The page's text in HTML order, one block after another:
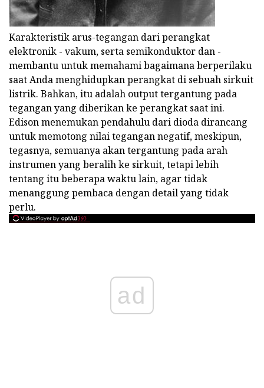
Karakteristik arus-tegangan dari perangkat
elektronik - vakum, serta semikonduktor dan -
membantu untuk memahami bagaimana berperilaku
saat Anda menghidupkan perangkat di sebuah sirkuit
listrik. Bahkan, itu adalah output tergantung pada
tegangan yang diberikan ke perangkat saat ini.
Edison menemukan pendahulu dari dioda dirancang
untuk memotong nilai tegangan negatif, meskipun,
tegasnya, semuanya akan tergantung pada arah
instrumen yang beralih ke sirkuit, tetapi lebih
tentang itu beberapa waktu lain, agar tidak
menanggung pembaca dengan detail yang tidak
perlu.
ad